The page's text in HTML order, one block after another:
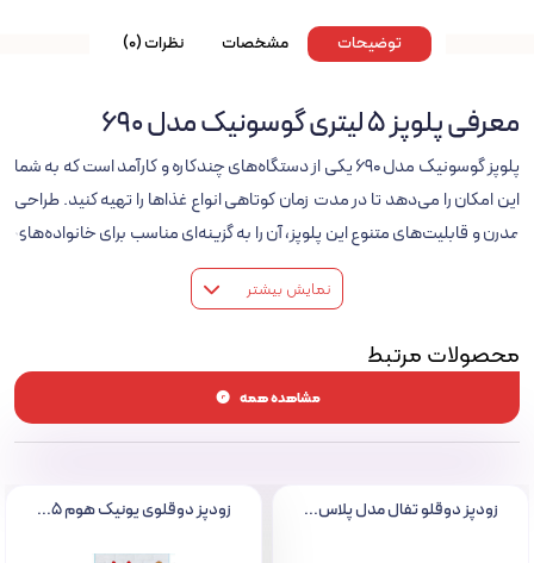
توضیحات مشخصات نظرات (0)
معرفی پلوپز ۵ لیتری گوسونیک مدل 690
پلوپز گوسونیک مدل 690 یکی از دستگاه‌های چندکاره و کارآمد است که به شما
این امکان را می‌دهد تا در مدت زمان کوتاهی انواع غذاها را تهیه کنید. طراحی
مدرن و قابلیت‌های متنوع این پلوپز، آن را به گزینه‌ای مناسب برای خانواده‌های
پرجمعیت تبدیل کرده است.
– برند: گوسونیک
– رنگ: مشکی
– ابعاد: 29 × 40 × 26 سانتی‌متر
– جنس بدنه: پلاستیک و استیل
– کارکرد: چندکاره
نمایش بیشتر
محصولات مرتبط
مشاهده همه
زودپز دوقلو تفال مدل پلاس... زودپز دوقلوی یونیک هوم 5...